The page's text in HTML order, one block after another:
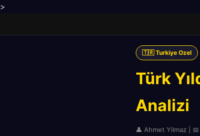
>
🇹🇷 Turkiye Ozel
Türk
Analizi
👤 Ahmet Yilmaz |